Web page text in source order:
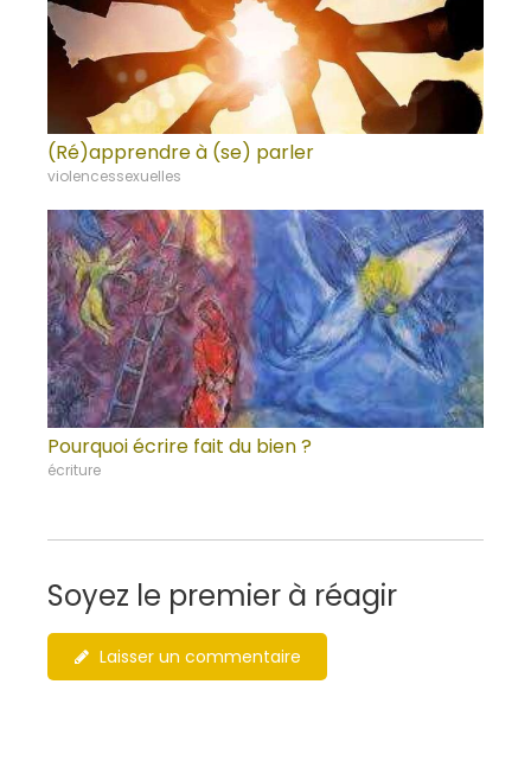
(Ré)apprendre à (se) parler
violencessexuelles
Pourquoi écrire fait du bien ?
écriture
Soyez le premier à réagir
Laisser un commentaire